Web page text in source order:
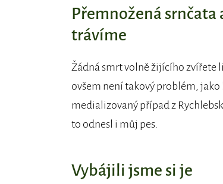
Přemnožená srnčata
trávíme
Žádná smrt volně žijícího zvířete
ovšem není takový problém,
medializovaný případ z
to odnesl i můj pes.
Vybájili jsme si je